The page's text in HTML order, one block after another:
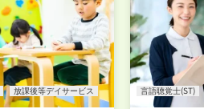
放課後等デイサービス 言語聴覚士(ST)